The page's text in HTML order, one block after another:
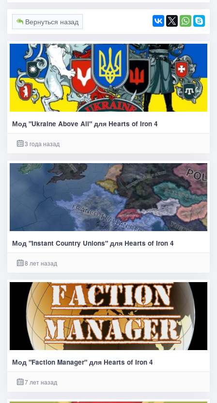
Вернуться назад
Мод "Ukraine Above All" для Hearts of Iron 4
3 года назад
Мод "Instant Country Unions" для Hearts of Iron 4
8 лет назад
Мод "Faction Manager" для Hearts of Iron 4
7 лет назад